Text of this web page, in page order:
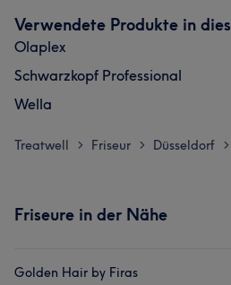
Verwendete Produkte in
Olaplex
Schwarzkopf Professional
Wella
Treatwell > Friseur > Düsseldorf >
Friseure in der Nähe
Golden Hair by Firas